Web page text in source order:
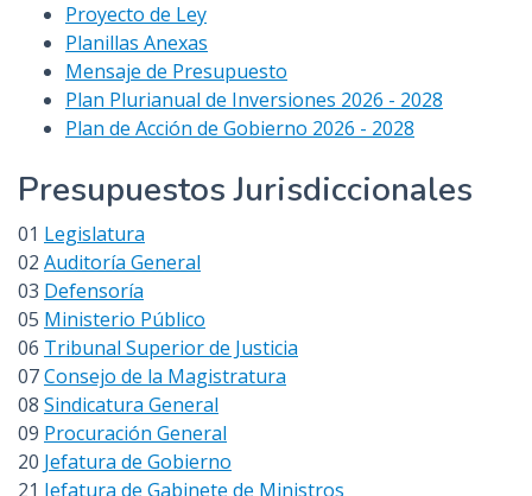
Proyecto de Ley
Planillas Anexas
Mensaje de Presupuesto
Plan Plurianual de Inversiones 2026 - 2028
Plan de Acción de Gobierno 2026 - 2028
Presupuestos Jurisdiccionales
01 Legislatura
02 Auditoría General
03 Defensoría
05 Ministerio Público
06 Tribunal Superior de Justicia
07Consejo de la Magistratura
08 Sindicatura General
09 Procuración General
20 Jefatura de Gobierno
21 Jefatura de Gabinete de Ministros